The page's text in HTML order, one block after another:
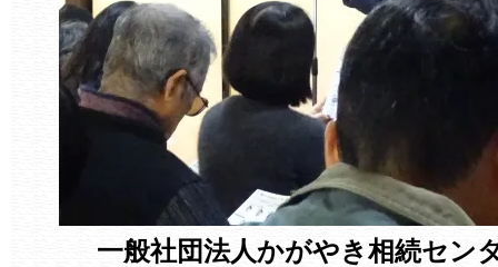
一般社団法人かがやき相続セン